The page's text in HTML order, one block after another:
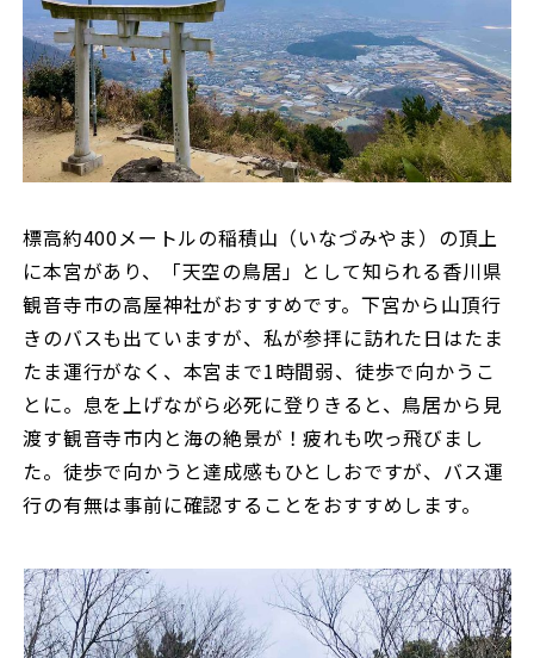
標高約400メートルの稲積山（いなづみやま）の頂上
に本宮があり、「天空の鳥居」として知られる香川県
観音寺市の高屋神社がおすすめです。下宮から山頂行
きのバスも出ていますが、私が参拝に訪れた日はたま
たま運行がなく、本宮まで1時間弱、徒歩で向かうこ
とに。息を上げながら必死に登りきると、鳥居から見
渡す観音寺市内と海の絶景が！疲れも吹っ飛びまし
た。徒歩で向かうと達成感もひとしおですが、バス運
行の有無は事前に確認することをおすすめします。